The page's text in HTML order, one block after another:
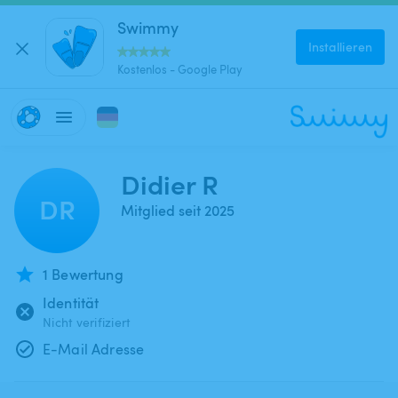
Swimmy
Kostenlos - Google Play
Installieren
DR
Didier R
Mitglied seit 2025
1 Bewertung
Identität
Nicht verifiziert
E-Mail Adresse